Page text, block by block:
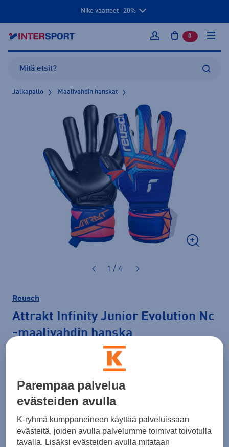
Nike vaatteet -20%
Kirjaudu sisään
0 tuotetta
Jalkapallo Maalivahdin hanskat
1 / 4
Reusch
Attrakt Infinity Junior Evolution Nc
-maalivahdin hanska
Väri
Koko
Parempaa palvelua
evästeiden avulla
K-ryhmä kumppaneineen käyttää palveluissaan
evästeitä, joiden avulla palvelumme toimivat toivotulla
tavalla. Lisäksi evästeiden avulla mitataan